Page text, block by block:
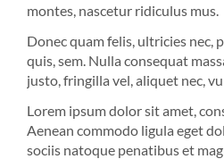
montes, nascetur ridiculus mus.
Donec quam felis, ultricies nec,
quis, sem. Nulla consequat
justo, fringilla vel, aliquet nec,
Lorem ipsum dolor sit amet,
Aenean commodo ligula eget
sociis natoque penatibus et